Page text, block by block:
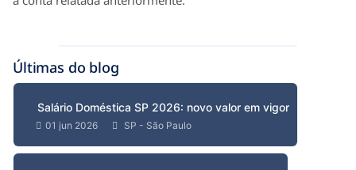
Últimas do blog
Salário Doméstica SP 2026: novo valor em vigor
01 jun 2026 SP - São Paulo